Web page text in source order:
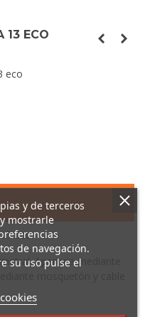
13 ECO
eco
eco
Apertura mediante
mosquetón y cable
y de terceros
mostrarle
de navegación.
su uso pulse el